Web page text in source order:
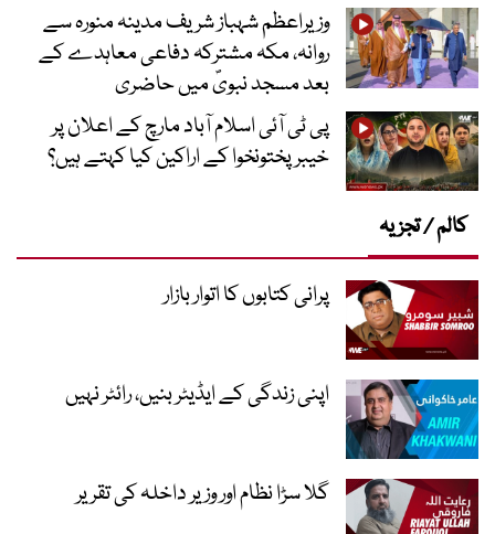
وزیراعظم شہباز شریف مدینہ منورہ سے
روانہ، مکہ مشترکہ دفاعی معاہدے کے
بعد مسجد نبویؐ میں حاضری
پی ٹی آئی اسلام آباد مارچ کے اعلان پر
خیبر پختونخوا کے اراکین کیا کہتے ہیں؟
کالم / تجزیہ
پرانی کتابوں کا اتوار بازار
اپنی زندگی کے ایڈیٹر بنیں، رائٹر نہیں
گلا سڑا نظام اور وزیر داخلہ کی تقریر